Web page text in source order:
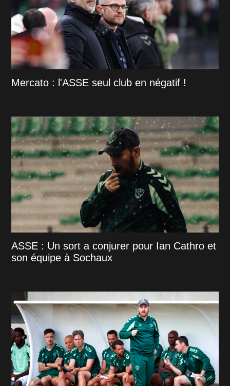
Mercato : l'ASSE seul club en négatif !
ASSE : Un sort a conjurer pour Ian Cathro et
son équipe à Sochaux